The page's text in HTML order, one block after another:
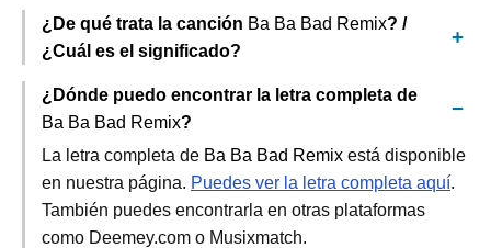
¿De qué trata la canción Ba Ba Bad Remix? /
¿Cuál es el significado?
¿Dónde puedo encontrar la letra completa de
Ba Ba Bad Remix?
La letra completa de Ba Ba Bad Remix está disponible
en nuestra página. Puedes ver la letra completa aquí.
También puedes encontrarla en otras plataformas
como Deemey.com o Musixmatch.